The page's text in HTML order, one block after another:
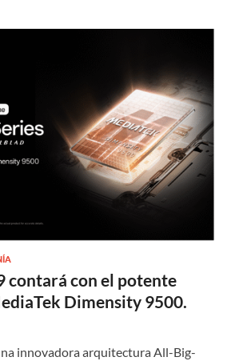
contará con el potente
Dimensity 9500.
innovadora arquitectura All-Big-